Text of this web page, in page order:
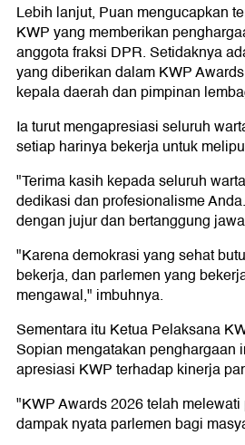
Lebih lanjut, Puan mengucapkan
KWP yang memberikan
anggota fraksi DPR. Setidaknya
yang diberikan dalam KWP
kepala daerah dan pimpinan
Ia turut mengapresiasi seluruh
setiap harinya bekerja untuk
"Terima kasih kepada seluruh
dedikasi dan profesionalisme
dengan jujur dan bertanggung
"Karena demokrasi yang sehat
bekerja, dan parlemen yang
mengawal," imbuhnya.
Sementara itu Ketua Pelaksana
Sopian mengatakan penghargaan
apresiasi KWP terhadap kinerja
"KWP Awards 2026 telah
dampak nyata parlemen bagi